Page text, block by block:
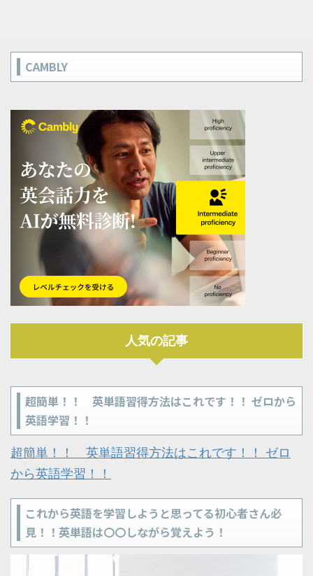
CAMBLY
人気の記事
超簡単！！ 英単語習得方法はこれです！！ ゼロから
英語学習！！
超簡単！！ 英単語習得方法はこれです！！ ゼロ
から英語学習！！
これから英語を学習しようと思ってる初心者さん必
見！！英単語は〇〇しながら覚えよう！